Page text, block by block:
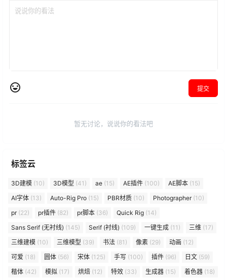
提交
暂无讨论，说说你的看法吧
标签云
3D建模 (10) 3D模型 (41) ae (15) AE插件 (100) AE脚本 (15)
AI字体 (13) Auto-Rig Pro (15) PBR材质 (10) Photographer(10)
pr(22) pr插件 (82) pr脚本 (36) Quick Rig (14)
Sans Serif (无衬线) (145) Serif (衬线) (109) 一键生成 (11) 三维 (17)
三维建模 (10) 三维模型 (39) 书法 (81) 像素 (29) 动画 (12)
可爱 (18) 圆体 (56) 宋体 (125) 手写 (100) 插件 (96) 日文 (59)
楷体 (42) 模拟 (17) 烘焙 (12) 特效 (33) 生成器 (15) 着色器 (18)